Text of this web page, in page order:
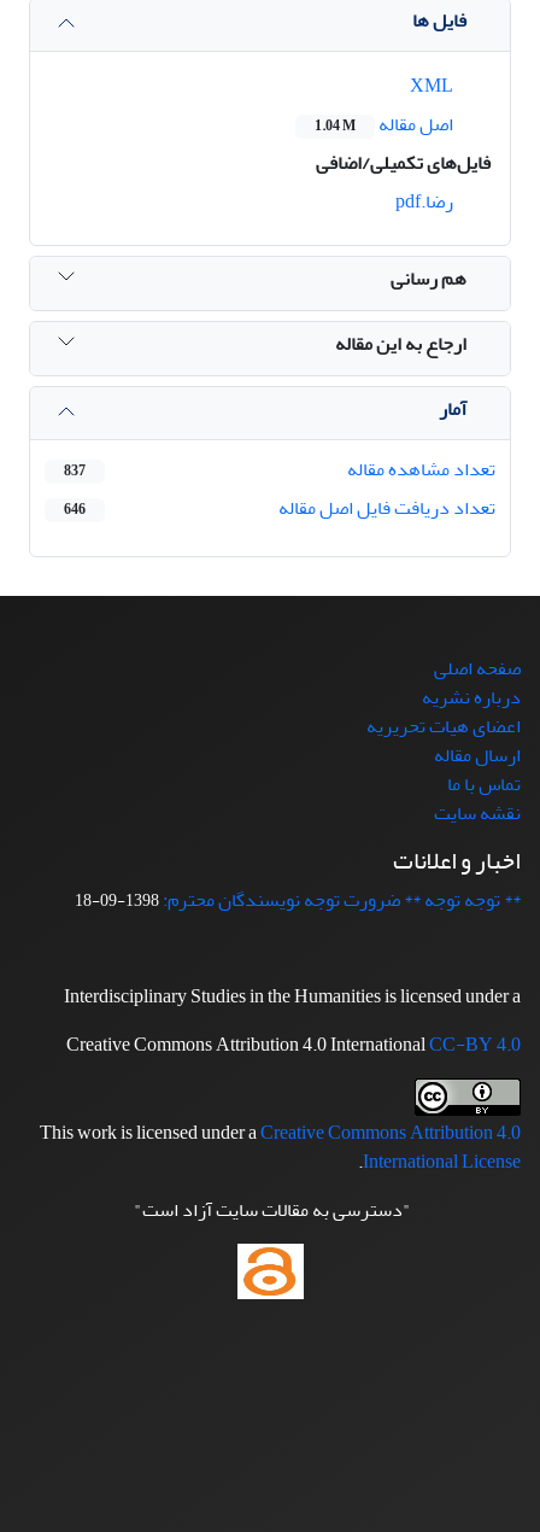
فایل ها
اصل مقاله
1.04 M
فایل‌های تکمیلی/اضافی
رضا.pdf
هم رسانی
ارجاع به این مقاله
آمار
تعداد مشاهده مقاله
837
تعداد دریافت فایل اصل مقاله 646
صفحه اصلی
درباره نشریه
اعضای هیات تحریریه
ارسال مقاله
تماس با ما
نقشه سایت
اخبار و اعلانات
** توجه توجه ** ضرورت توجه نویسندگان محترم:1398-09-18
Interdisciplinary Studies in the Humanities is licensed under a
Creative Commons Attribution 4.0 InternationalCC-BY 4.0
This work is licensed under aCreative Commons Attribution 4.0
International License
.
"دسترسی به مقالات سایت آزاد است"